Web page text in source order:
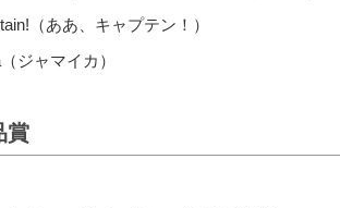
（ああ、キャプテン！）
ジャマイカ）
賞